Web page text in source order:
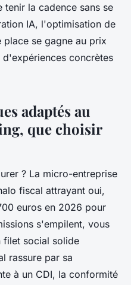
la cadence sans se
IA, l'optimisation de
place se gagne au prix
concrètes
adaptés au
que choisir
? La micro-entreprise
fiscal attrayant oui,
euros en 2026 pour
s'empilent, vous
filet social solide
rassure par sa
à un CDI, la conformité